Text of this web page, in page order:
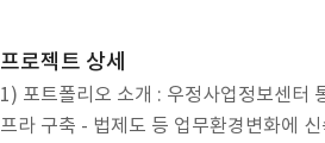
프로젝트 상세
1) 포트폴리오 소개 : 우정사업정보센터
프라 구축 - 법제도 등 업무환경변화에